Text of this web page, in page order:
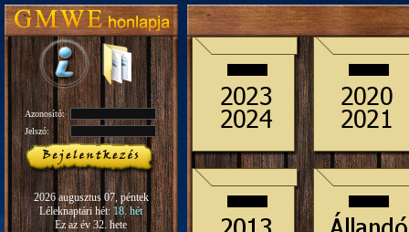
Azonosító:
Jelszó:
2026 augusztus 07, péntek
Léleknaptári hét:18. hét
Ez az év 32. hete